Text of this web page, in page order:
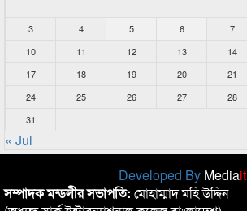
3
4 5 6 7
10
11 12 13 14
17
18 19 20 21
24
25 26 27 28
31
« Jul
Developed By Mediait
সম্পাদক মন্ডলীর সভাপতি: মোহাম্মাদ মহি উদ্দিন